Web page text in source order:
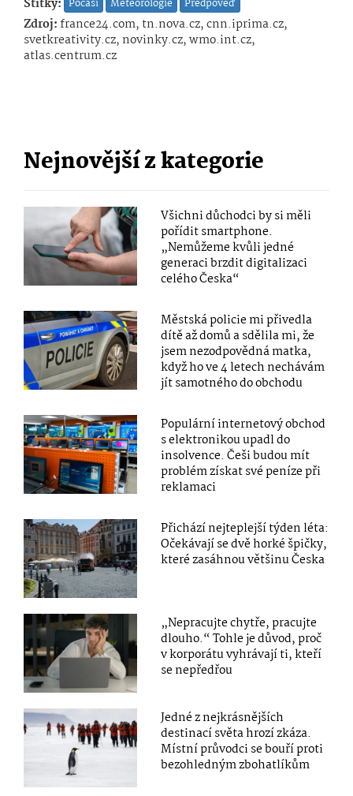
Počasí Meteorologie Předpověď
Zdroj:france24.com, tn.nova.cz, cnn.iprima.cz,
svetkreativity.cz, novinky.cz, wmo.int.cz,
atlas.centrum.cz
Nejnovější z kategorie
Všichni důchodci by si měli
pořídit smartphone.
„Nemůžeme kvůli jedné
generaci brzdit digitalizaci
celého Česka“
Městská policie mi přivedla
dítě až domů a sdělila mi, že
jsem nezodpovědná matka,
když ho ve 4 letech nechávám
jít samotného do obchodu
Populární internetový obchod
s elektronikou upadl do
insolvence. Češi budou mít
problém získat své peníze při
reklamaci
Přichází nejteplejší týden léta:
Očekávají se dvě horké špičky,
které zasáhnou většinu Česka
„Nepracujte chytře, pracujte
dlouho.“ Tohle je důvod, proč
v korporátu vyhrávají ti, kteří
se nepředřou
Jedné z nejkrásnějších
destinací světa hrozí zkáza.
Místní průvodci se bouří proti
bezohledným zbohatlíkům